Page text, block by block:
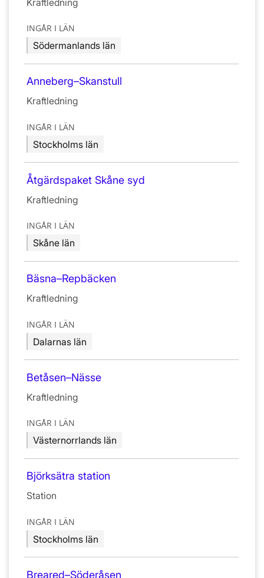
INGÅR I LÄN
Södermanlands län
Anneberg–Skanstull
Kraftledning
INGÅR I LÄN
Stockholms län
Åtgärdspaket Skåne syd
Kraftledning
INGÅR I LÄN
Skåne län
Bäsna–Repbäcken
Kraftledning
INGÅR I LÄN
Dalarnas län
Betåsen–Nässe
Kraftledning
INGÅR I LÄN
Västernorrlands län
Björksätra station
Station
INGÅR I LÄN
Stockholms län
Breared–Söderåsen